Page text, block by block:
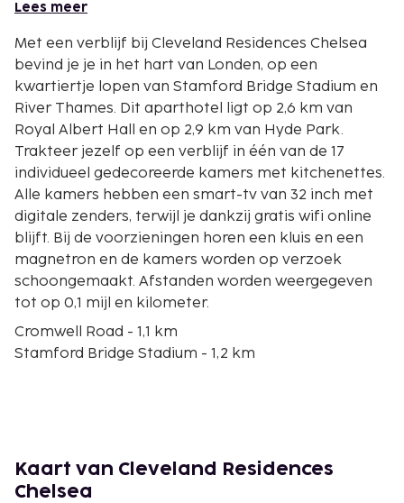
Lees meer
Met een verblijf bij Cleveland Residences Chelsea
bevind je je in het hart van Londen, op een
kwartiertje lopen van Stamford Bridge Stadium en
River Thames. Dit aparthotel ligt op 2,6 km van
Royal Albert Hall en op 2,9 km van Hyde Park.
Trakteer jezelf op een verblijf in één van de 17
individueel gedecoreerde kamers met kitchenettes.
Alle kamers hebben een smart-tv van 32 inch met
digitale zenders, terwijl je dankzij gratis wifi online
blijft. Bij de voorzieningen horen een kluis en een
magnetron en de kamers worden op verzoek
schoongemaakt. Afstanden worden weergegeven
tot op 0,1 mijl en kilometer.
Cromwell Road - 1,1 km
Stamford Bridge Stadium - 1,2 km
Victoria and Albert Museum (V&A) - 1,9 km
Thames Path - 2,1 km
Kaart van Cleveland Residences
Chelsea